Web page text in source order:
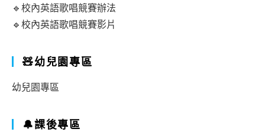
🔹校內英語歌唱競賽辦法
🔹校內英語歌唱競賽影片
🧸幼兒園專區
幼兒園專區
🔔課後專區